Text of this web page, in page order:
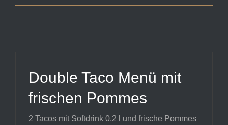
Double Taco Menü mit
frischen Pommes
2 Tacos mit Softdrink 0,2 l und frische Pommes